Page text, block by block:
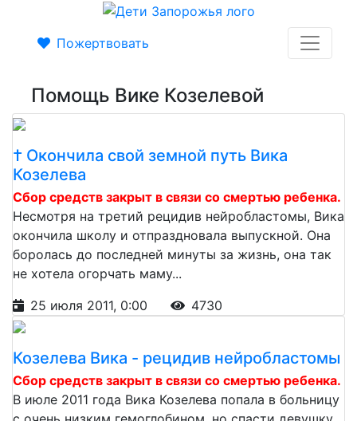
Пожертвовать
Помощь Вике Козелевой
† Окончила свой земной путь Вика
Козелева
Сбор средств закрыт в связи со смертью ребенка.
Несмотря на третий рецидив нейробластомы, Вика
окончила школу и отпраздновала выпускной. Она
боролась до последней минуты за жизнь, она так
не хотела огорчать маму...
25 июля 2011, 0:00
4730
Козелева Вика - рецидив нейробластомы
Сбор средств закрыт в связи со смертью ребенка.
В июле 2011 года Вика Козелева попала в больницу